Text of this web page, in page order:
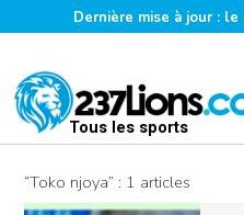
Dernière mise à jour :
Tous les sports
“Toko njoya” : 1 articles